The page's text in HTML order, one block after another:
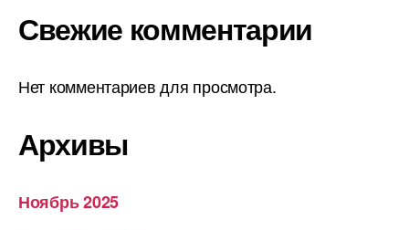
Свежие комментарии
Нет комментариев для просмотра.
Архивы
Ноябрь 2025